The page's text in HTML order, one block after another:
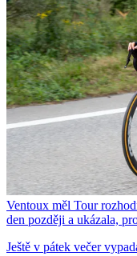
Ventoux měl Tour
den později a ukázala,
Ještě v pátek večer